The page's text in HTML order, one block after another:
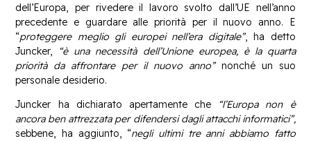
dell’Europa, per rivedere il lavoro svolto dall’UE nell’anno
precedente e guardare alle priorità per il nuovo anno. E
“proteggere meglio gli europei nell’era digitale”, ha detto
Juncker,
“è una necessità dell’Unione europea, è la quarta
priorità da affrontare per il nuovo anno”nonché un suo
personale desiderio.
Juncker ha dichiarato apertamente che
“l’Europa non è
ancora ben attrezzata per difendersi dagli attacchi informatici”,
sebbene, ha aggiunto, “negli ultimi tre anni abbiamo fatto